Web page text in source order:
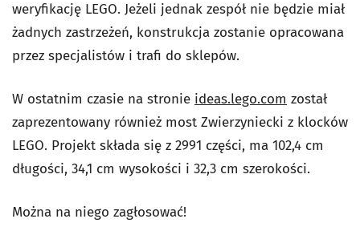
weryfikację LEGO. Jeżeli jednak zespół nie będzie miał
żadnych zastrzeżeń, konstrukcja zostanie opracowana
przez specjalistów i trafi do sklepów.
W ostatnim czasie na stronie ideas.lego.com został
zaprezentowany również most Zwierzyniecki z klocków
LEGO. Projekt składa się z 2991 części, ma 102,4 cm
długości, 34,1 cm wysokości i 32,3 cm szerokości.
Można na niego zagłosować!